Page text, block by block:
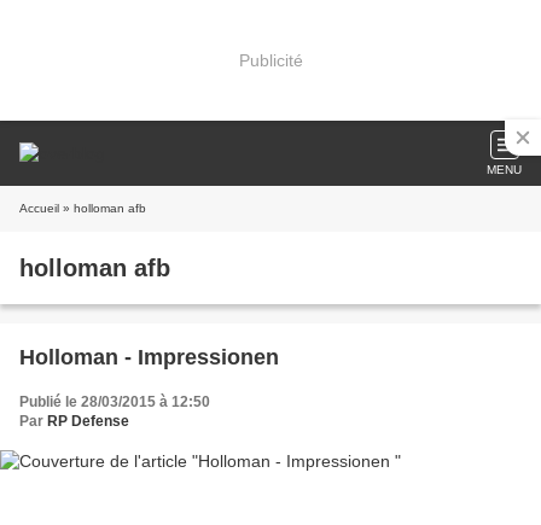
Publicité
MENU
Accueil » holloman afb
holloman afb
Holloman - Impressionen
Publié le 28/03/2015 à 12:50
Par RP Defense